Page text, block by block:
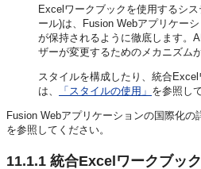
Excelワークブックを使用するシ
ール)は、 Fusion Webアプリケーシ
が保持されるように徹底します。
ザーが変更するためのメカニズム
スタイルを構成したり、統合
は、
「スタイルの使用」 を参照し
Fusion Webアプリケーションの国際化の
を参照してください。
11.1.1 統合Excelワークブッ